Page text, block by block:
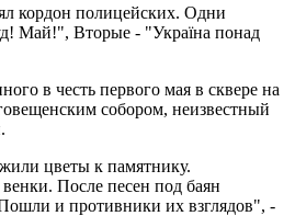
кордон полицейских. Одни
Май!", Вторые - "Україна понад
в честь первого мая в сквере на
собором, неизвестный
цветы к памятнику.
После песен под баян
и противники их взглядов", -